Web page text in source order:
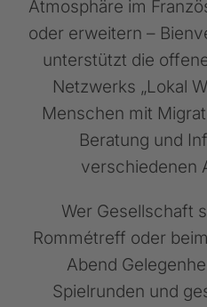
Atmosphäre im
oder erweitern –
unterstützt die
Netzwerks „Lokal
Menschen mit
Beratung und
verschiedenen
Wer Gesellschaft
Rommétreff oder
Abend
Spielrunden und